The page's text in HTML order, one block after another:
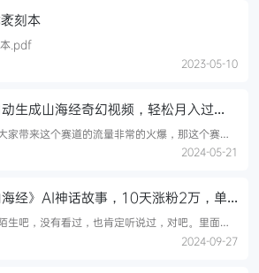
刻本
本.pdf
2023-05-10
生成山海经奇幻视频，轻松月入过
家带来这个赛道的流量非常的火爆，那这个赛道
这类赛道视频大家估计都刷过 他们都是通过AI生
2024-05-21
经》AI神话故事，10天涨粉2万，单
生吧，没有看过，也肯定听说过，对吧。里面描
故事也是从山海经里面延伸出来的。那今天咱们
2024-09-27